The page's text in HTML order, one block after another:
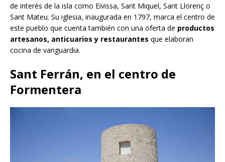
de interés de la isla como Eivissa, Sant Miquel, Sant Llorenç o
Sant Mateu. Su iglesia, inaugurada en 1797, marca el centro de
este pueblo que cuenta también con una oferta de productos
artesanos, anticuarios y restaurantes que elaboran
cocina de vanguardia.
Sant Ferrán, en el centro de
Formentera